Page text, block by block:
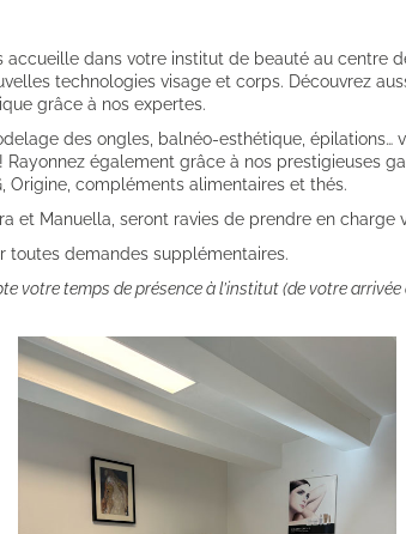
dans votre institut de beauté au centre
technologies visage et corps. Découvrez
grâce à nos expertes.
des ongles, balnéo-esthétique, épilations…
également grâce à nos prestigieuses
Origine, compléments alimentaires et thés.
et Manuella, seront ravies de prendre en charge
toutes demandes supplémentaires.
votre temps de présence à l’institut (de votre